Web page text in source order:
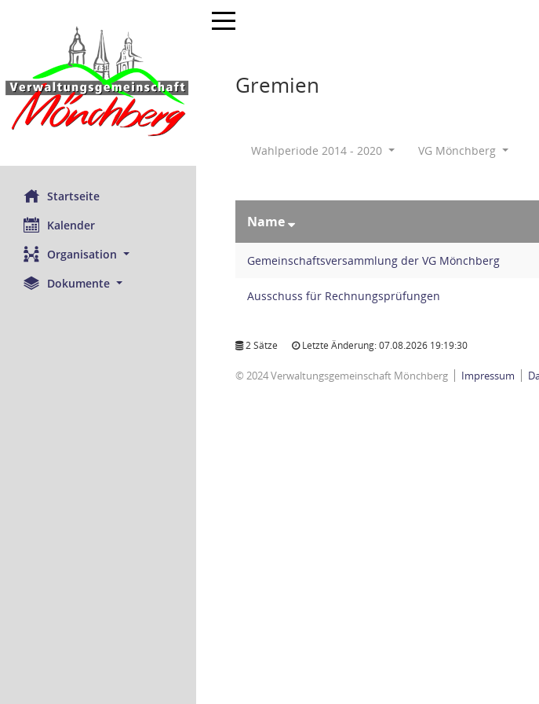
Startseite
Kalender
Organisation
Dokumente
Toggle navigation
Gremien
Wahlperiode 2014 - 2020 VG Mönchberg
Name
Gemeinschaftsversammlung der VG Mönchberg
Ausschuss für Rechnungsprüfungen
2 Sätze Letzte Änderung: 07.08.2026 19:19:30
© 2024 Verwaltungsgemeinschaft Mönchberg Impressum